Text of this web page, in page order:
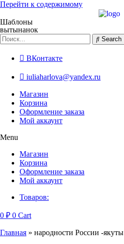
Перейти к содержимому
Шаблоны
вытынанок
Search
ВКонтакте
iuliaharlova@yandex.ru
Магазин
Корзина
Оформление заказа
Мой аккаунт
Menu
Магазин
Корзина
Оформление заказа
Мой аккаунт
Товаров:
0 ₽ 0 Cart
Главная » народности России -якуты